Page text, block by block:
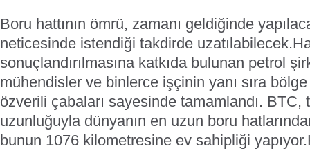
Boru hattının ömrü, zamanı geldiğinde
neticesinde istendiği takdirde uzatılabilecek.
sonuçlandırılmasına katkıda bulunan petrol
mühendisler ve binlerce işçinin yanı sıra
özverili çabaları sayesinde tamamlandı.
uzunluğuyla dünyanın en uzun boru
bunun 1076 kilometresine ev sahipliği yapıyor.